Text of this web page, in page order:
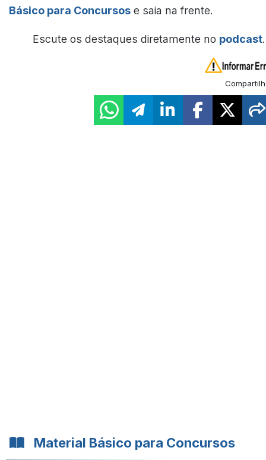
Básico para Concursos e saia na frente.
Escute os destaques diretamente no podcast.
Material Básico para Concursos